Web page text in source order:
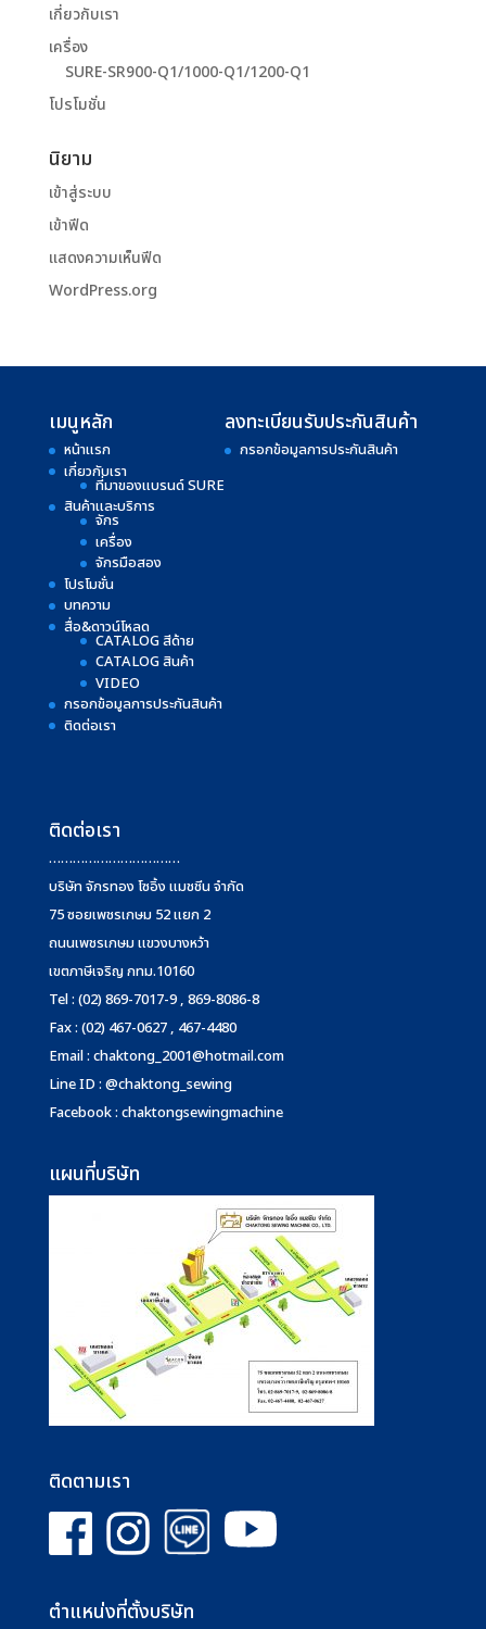
เกี่ยวกับเรา
เครื่อง
SURE-SR900-Q1/1000-Q1/1200-Q1
โปรโมชั่น
นิยาม
เข้าสู่ระบบ
เข้าฟีด
แสดงความเห็นฟีด
WordPress.org
เมนูหลัก
หน้าแรก
เกี่ยวกับเรา
ที่มาของแบรนด์ SURE
สินค้าและบริการ
จักร
เครื่อง
จักรมือสอง
โปรโมชั่น
บทความ
สื่อ&ดาวน์โหลด
CATALOG สีด้าย
CATALOG สินค้า
VIDEO
กรอกข้อมูลการประกันสินค้า
ติดต่อเรา
ลงทะเบียนรับประกันสินค้า
กรอกข้อมูลการประกันสินค้า
ติดต่อเรา
……………………………
บริษัท จักรทอง โซอิ้ง แมชชีน จำกัด
75 ซอยเพชรเกษม 52 แยก 2
ถนนเพชรเกษม แขวงบางหว้า
เขตภาษีเจริญ กทม.10160
Tel : (02) 869-7017-9 , 869-8086-8
Fax : (02) 467-0627 , 467-4480
Email : chaktong_2001@hotmail.com
Line ID : @chaktong_sewing
Facebook : chaktongsewingmachine
แผนที่บริษัท
ติดตามเรา
ตำแหน่งที่ตั้งบริษัท